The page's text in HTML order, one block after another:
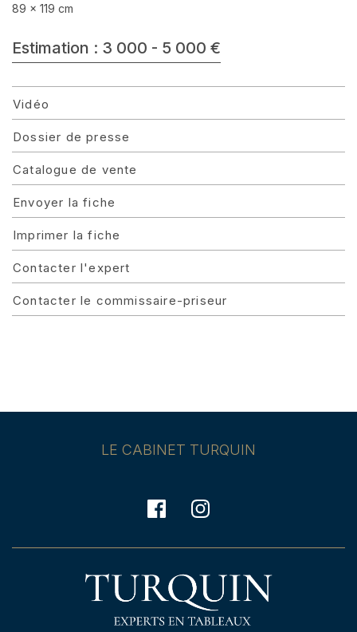
89 x 119 cm
Estimation : 3 000 - 5 000 €
Vidéo
Dossier de presse
Catalogue de vente
Envoyer la fiche
Imprimer la fiche
Contacter l'expert
Contacter le commissaire-priseur
LE CABINET TURQUIN